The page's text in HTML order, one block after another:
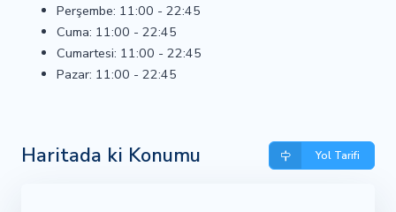
Perşembe: 11:00 - 22:45
Cuma: 11:00 - 22:45
Cumartesi: 11:00 - 22:45
Pazar: 11:00 - 22:45
Haritada ki Konumu Yol Tarifi